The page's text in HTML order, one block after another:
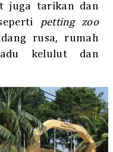
juga tarikan dan
petting zoo
rusa, rumah
kelulut dan